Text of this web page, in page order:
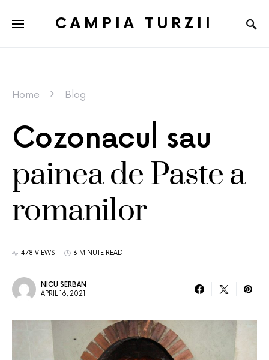
CAMPIA TURZII
Home Blog
Cozonacul sau
painea de Paste a
romanilor
478 VIEWS 3 MINUTE READ
NICU SERBAN
APRIL 16, 2021